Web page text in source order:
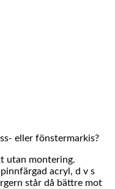
eller fönstermarkis?
utan montering.
acryl, d v s
står då bättre mot